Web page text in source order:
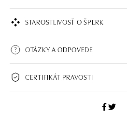
STAROSTLIVOSŤ O ŠPERK
OTÁZKY A ODPOVEDE
CERTIFIKÁT PRAVOSTI